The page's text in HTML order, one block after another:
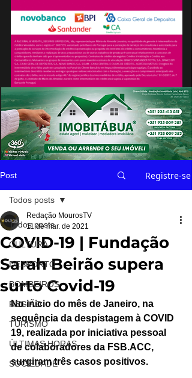
Post Registre-se
Todos posts
CULTURA
DESPORTO
BOMBEIROS
REGIÃO
TURISMO
ÚLTIMAS HORAS
SOCIEDADE
Todos posts
COVID-19 | Fundação
Sarah Beirão supera
surto Covid-19
Redação MourosTV
11 de mar. de 2021
No inicio do mês de Janeiro, na
sequência da despistagem à COVID
19, realizada por iniciativa pessoal
de colaboradores da FSB.ACC,
surgiram três casos positivos.